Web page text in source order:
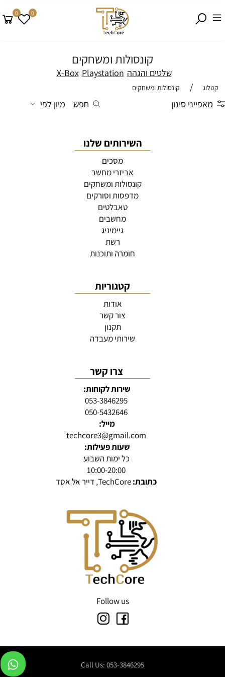
0 0
קונסולות ומשחקים
שלטים והגהה Playstation
X-Box
קטלוג / קונסולות ומשחקים
מאפייני סינון חפש מיון לפי
השירותים שלנו
מסכים
אביזרי מחשב
קונסולות ומשחקים
מדפסות וסורקים
טאבלטים
מחשבים
גיימיניג
רשת
חומרה ותוכנות
קטגוריות
אודות
צור קשר
תקנון
שירותי מעבדה
צרו קשר
שירות לקוחות:
053-3846295
050-5432646
מייל:
techcore3@gmail.com
שעות פעילות:
כל ימות השבוע
10:00-20:00
כתובת:TechCore, דייר אל אסד
Follow us
Call Us: 053-3846295